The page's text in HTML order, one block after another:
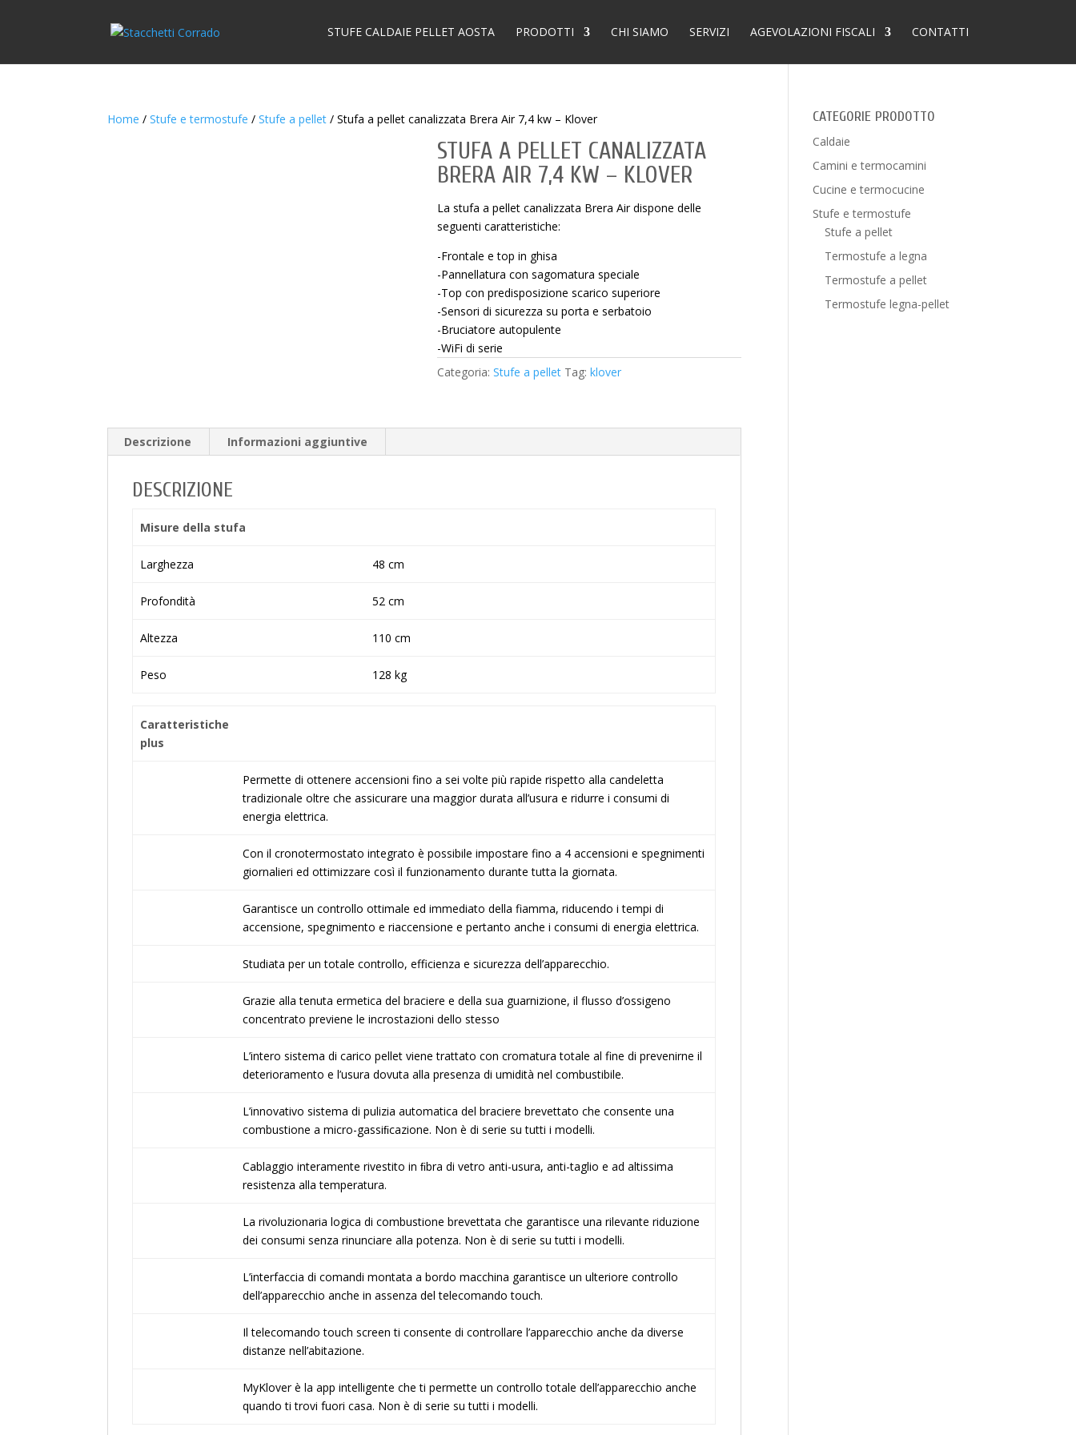
STUFE CALDAIE PELLET AOSTA PRODOTTI CHI SIAMO SERVIZI AGEVOLAZIONI FISCALI CONTATTI
Home /Stufe e termostufe /Stufe a pellet / Stufa a pellet canalizzata Brera Air 7,4 kw – Klover
STUFA A PELLET CANALIZZATA
BRERA AIR 7,4 KW – KLOVER
La stufa a pellet canalizzata Brera Air dispone delle
seguenti caratteristiche:
-Frontale e top in ghisa
-Pannellatura con sagomatura speciale
-Top con predisposizione scarico superiore
-Sensori di sicurezza su porta e serbatoio
-Bruciatore autopulente
-WiFi di serie
Categoria:Stufe a pellet Tag:klover
Descrizione Informazioni aggiuntive
DESCRIZIONE
Misure della stufa
Larghezza 48 cm
Profondità 52 cm
Altezza 110 cm
Peso 128 kg
Caratteristiche
plus
Permette di ottenere accensioni fino a sei volte più rapide rispetto alla candeletta
tradizionale oltre che assicurare una maggior durata all’usura e ridurre i consumi di
energia elettrica.
Con il cronotermostato integrato è possibile impostare fino a 4 accensioni e spegnimenti
giornalieri ed ottimizzare così il funzionamento durante tutta la giornata.
Garantisce un controllo ottimale ed immediato della fiamma, riducendo i tempi di
accensione, spegnimento e riaccensione e pertanto anche i consumi di energia elettrica.
Studiata per un totale controllo, efficienza e sicurezza dell’apparecchio.
Grazie alla tenuta ermetica del braciere e della sua guarnizione, il flusso d’ossigeno
concentrato previene le incrostazioni dello stesso
L’intero sistema di carico pellet viene trattato con cromatura totale al fine di prevenirne il
deterioramento e l’usura dovuta alla presenza di umidità nel combustibile.
L’innovativo sistema di pulizia automatica del braciere brevettato che consente una
combustione a micro-gassiﬁcazione. Non è di serie su tutti i modelli.
Cablaggio interamente rivestito in ﬁbra di vetro anti-usura, anti-taglio e ad altissima
resistenza alla temperatura.
La rivoluzionaria logica di combustione brevettata che garantisce una rilevante riduzione
dei consumi senza rinunciare alla potenza. Non è di serie su tutti i modelli.
L’interfaccia di comandi montata a bordo macchina garantisce un ulteriore controllo
dell’apparecchio anche in assenza del telecomando touch.
Il telecomando touch screen ti consente di controllare l’apparecchio anche da diverse
distanze nell’abitazione.
MyKlover è la app intelligente che ti permette un controllo totale dell’apparecchio anche
quando ti trovi fuori casa. Non è di serie su tutti i modelli.
CATEGORIE PRODOTTO
Caldaie
Camini e termocamini
Cucine e termocucine
Stufe e termostufe
Stufe a pellet
Termostufe a legna
Termostufe a pellet
Termostufe legna-pellet